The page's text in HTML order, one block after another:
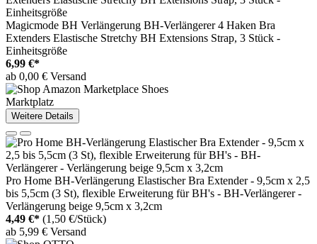
Magicmode BH Verlängerung BH-Verlängerer 4 Haken Bra
Extenders Elastische Stretchy BH Extensions Strap, 3 Stück -
Einheitsgröße
6,99 €*
ab 0,00 € Versand
Marktplatz
Weitere Details
Pro Home BH-Verlängerung Elastischer Bra Extender - 9,5cm x 2,5
bis 5,5cm (3 St), flexible Erweiterung für BH's - BH-Verlängerer -
Verlängerung beige 9,5cm x 3,2cm
4,49 €* (1,50 €/Stück)
ab 5,99 € Versand